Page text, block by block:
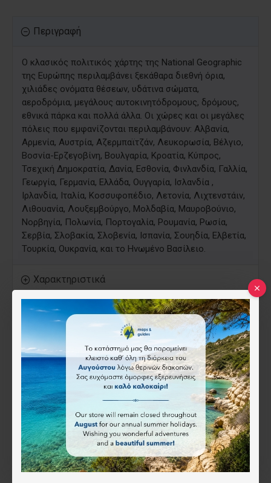
Περιγραφή
Ο κλασικός πολιτικός χάρτης της National Geographic
της Ευρώπης περιλαμβάνει ξεκάθαρα διεθνή όρια,
χιλιάδες ονόματα θέσεων, υδάτινα σώματα,
αεροδρόμια, μεγάλους αυτοκινητόδρομους, δρόμους,
εθνικά πάρκα και πολλά άλλα. Οι χώρες και οι μεγάλες
πόλεις που εμφανίζονται περιλαμβάνουν: Αλβανία,
Αρμενία, Αυστρία, Αζερμπαϊτζάν, Λευκορωσία, Βέλγιο,
Βοσνία-Ερζεγοβίνη, Βουλγαρία, Κροατία, Κύπρος,
Τσεχική Δημοκρατία, Δανία, Εσθονία, Φινλανδία, Γαλλία,
Γεωργία, Γερμανία, Ελλάδα, Ουγγαρία, Ισλανδία ,
Ιρλανδία, Ιταλία, Κοσσυφοπέδιο, Λετονία, Λιχτενστάιν,
Λιθουανία, Λουξεμβούργο, Μολδαβία, Μαυροβούνιο,
Νορβηγία, Πολωνία, Πορτογαλία, Ρουμανία, Ρωσία,
Σερβία, Σλοβακία, Σλοβενία, Ισπανία, Σουηδία, Ελβετία,
Τουρκία, Ουκρανία, και το Ηνωμένο Βασίλειο.
Χαρακτηριστικά
ISBN:9780792281115
National
Geographic
24.00€